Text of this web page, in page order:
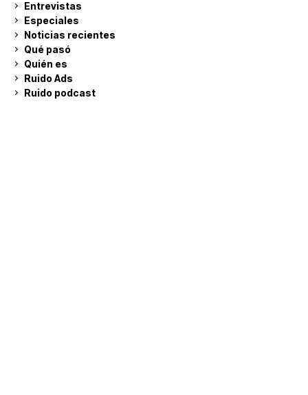
Entrevistas
Especiales
Noticias recientes
Qué pasó
Quién es
Ruido Ads
Ruido podcast